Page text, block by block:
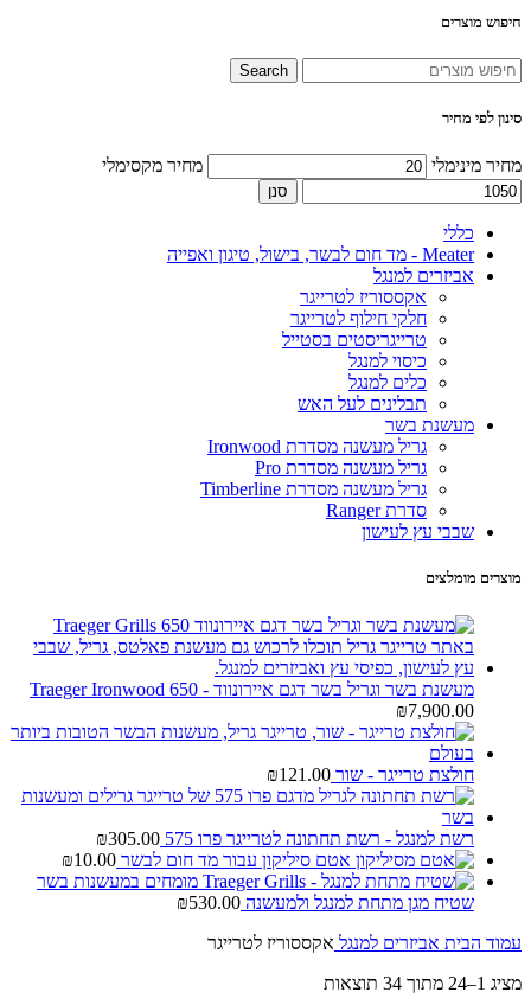
חיפוש מוצרים
Search
סינון לפי מחיר
מחיר מינימלי מחיר מקסימלי
סנן
כללי
Meater - מד חום לבשר, בישול, טיגון ואפייה
אביזרים למנגל
אקססוריז לטרייגר
חלקי חילוף לטרייגר
טרייגריסטים בסטייל
כיסוי למנגל
כלים למנגל
תבלינים לעל האש
מעשנת בשר
גריל מעשנה מסדרת Ironwood
גריל מעשנה מסדרת Pro
גריל מעשנה מסדרת Timberline
סדרת Ranger
שבבי עץ לעישון
מוצרים מומלצים
מעשנת בשר וגריל בשר דגם איירונווד - Traeger Ironwood 650
₪7,900.00
חולצת טרייגר - שור ₪121.00
רשת למנגל - רשת תחתונה לטרייגר פרו 575 ₪305.00
אטם סיליקון עבור מד חום לבשר
₪10.00
שטיח מגן מתחת למנגל ולמעשנה ₪530.00
עמוד הבית אביזרים למנגל אקססוריז לטרייגר
מציג 1–24 מתוך 34 תוצאות